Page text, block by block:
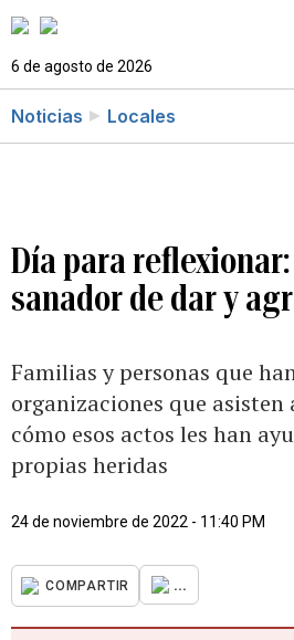
6 de agosto de 2026
Noticias Locales
Día para
sanador de dar y
Familias y personas que
organizaciones que
cómo esos actos les han
propias heridas
24 de noviembre de 2022 - 11:40 PM
COMPARTIR ...